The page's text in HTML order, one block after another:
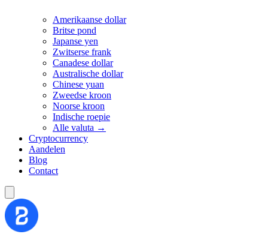
Amerikaanse dollar
Britse pond
Japanse yen
Zwitserse frank
Canadese dollar
Australische dollar
Chinese yuan
Zweedse kroon
Noorse kroon
Indische roepie
Alle valuta →
Cryptocurrency
Aandelen
Blog
Contact